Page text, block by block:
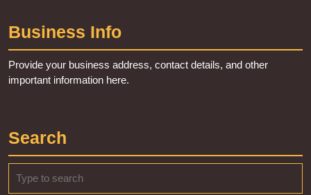
Business Info
Provide your business address, contact details, and other
important information here.
Search
for: